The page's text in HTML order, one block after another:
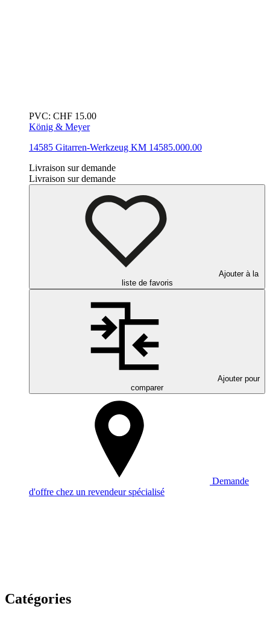
PVC: CHF 15.00
König & Meyer
14585 Gitarren-Werkzeug KM 14585.000.00
Livraison sur demande
Livraison sur demande
Ajouter à la
liste de favoris
Ajouter pour
comparer
Demande
d'offre chez un revendeur spécialisé
Catégories